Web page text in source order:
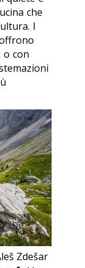
che
I
con
Zdešar